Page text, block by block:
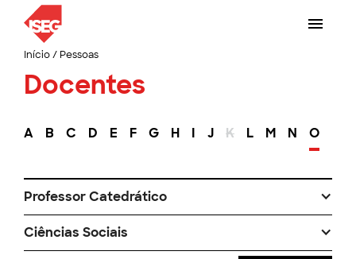
Início/ Pessoas
Docentes
A B C D E F G H I J K L M N O
Professor Catedrático
Ciências Sociais